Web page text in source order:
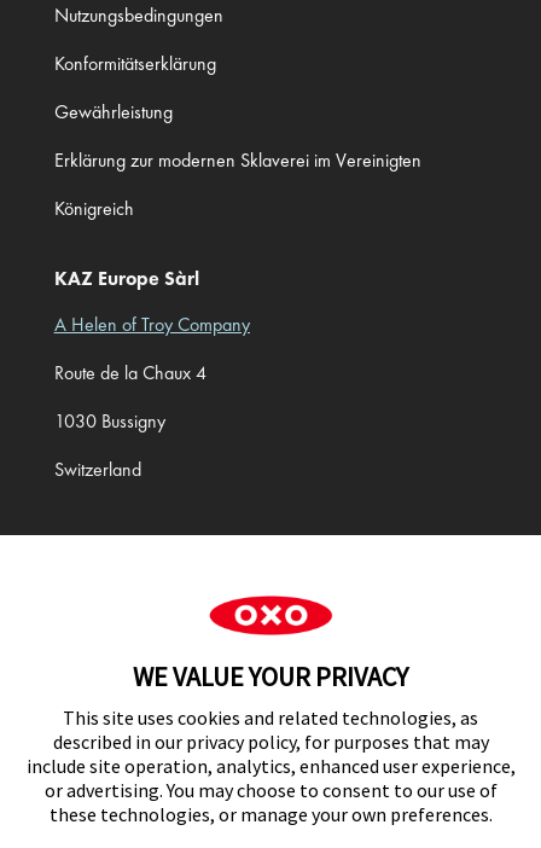
Nutzungsbedingungen
Konformitätserklärung
Gewährleistung
Erklärung zur modernen Sklaverei im Vereinigten
Königreich
KAZ Europe Sàrl
A Helen of Troy Company
Route de la Chaux 4
1030 Bussigny
Switzerland
WE VALUE YOUR PRIVACY
This site uses cookies and related technologies, as
described in our privacy policy, for purposes that may
include site operation, analytics, enhanced user experience,
or advertising. You may choose to consent to our use of
these technologies, or manage your own preferences.